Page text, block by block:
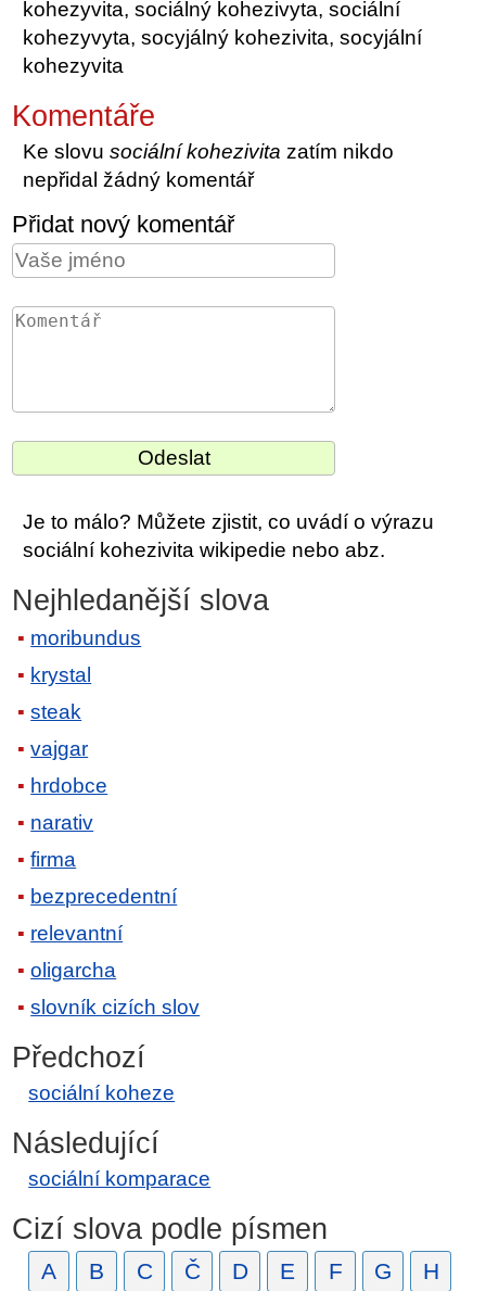
kohezyvita, sociálný kohezivyta, sociální
kohezyvyta, socyjálný kohezivita, socyjální
kohezyvita
Komentáře
Ke slovusociální kohezivita zatím nikdo
nepřidal žádný komentář
Přidat nový komentář
Je to málo? Můžete zjistit, co uvádí o výrazu
sociální kohezivita wikipedie nebo abz.
Nejhledanější slova
moribundus
krystal
steak
vajgar
hrdobce
narativ
firma
bezprecedentní
relevantní
oligarcha
slovník cizích slov
Předchozí
sociální koheze
Následující
sociální komparace
Cizí slova podle písmen
A B C Č D E F G H